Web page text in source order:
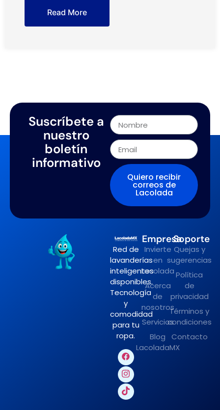
Read More
Suscríbete a
nuestro
boletín
informativo
Quiero recibir
correos de
Lacolada
Red de
lavanderías
inteligentes
disponibles.
Tecnología
y
comodidad
para tu
ropa.
Empresa
Invierte
en
Lacolada
Acerca
de
nosotros
Servicios
Blog
LacoladaMX
Soporte
Quejas y
sugerencias
Política
de
privacidad
Términos y
condiciones
Contacto